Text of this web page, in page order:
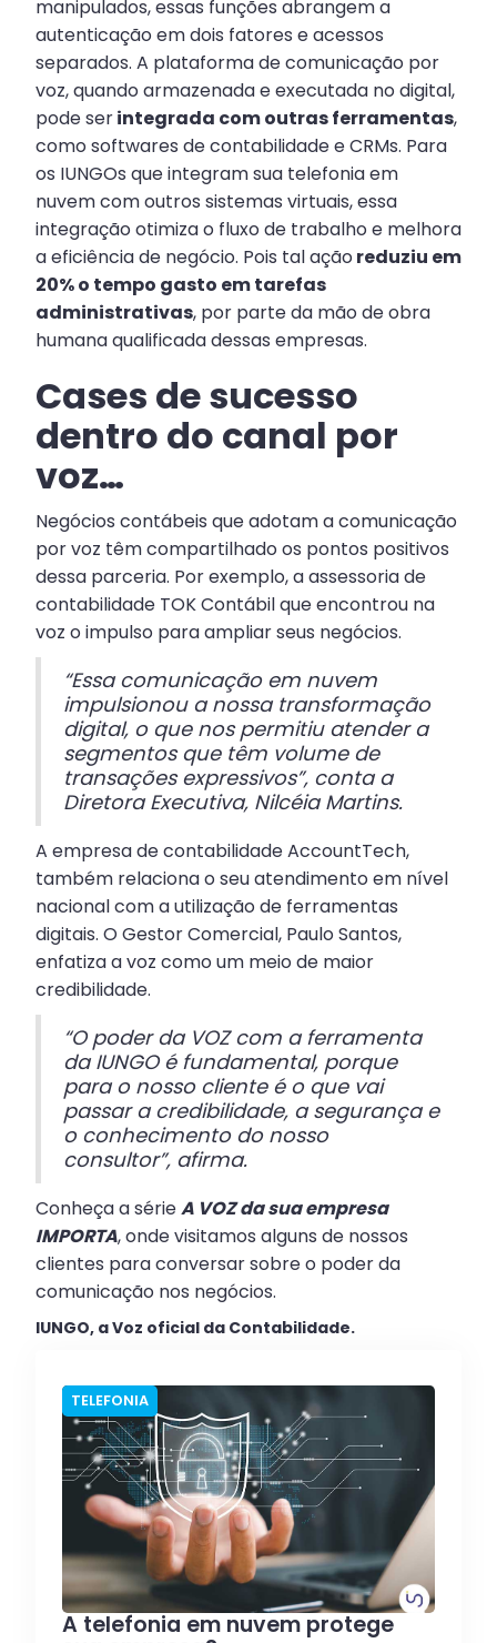
manipulados, essas funções abrangem a
autenticação em dois fatores e acessos
separados. A plataforma de comunicação por
voz, quando armazenada e executada no digital,
pode serintegrada com outras ferramentas,
como softwares de contabilidade e CRMs. Para
os IUNGOs que integram sua telefonia em
nuvem com outros sistemas virtuais, essa
integração otimiza o fluxo de trabalho e melhora
a eficiência de negócio. Pois tal ação reduziu em
20% o tempo gasto em tarefas
administrativas, por parte da mão de obra
humana qualificada dessas empresas.
Cases de sucesso
dentro do canal por
voz…
Negócios contábeis que adotam a comunicação
por voz têm compartilhado os pontos positivos
dessa parceria. Por exemplo, a assessoria de
contabilidade TOK Contábil que encontrou na
voz o impulso para ampliar seus negócios.
“Essa comunicação em nuvem
impulsionou a nossa transformação
digital, o que nos permitiu atender a
segmentos que têm volume de
transações expressivos”, conta a
Diretora Executiva, Nilcéia Martins.
A empresa de contabilidade AccountTech,
também relaciona o seu atendimento em nível
nacional com a utilização de ferramentas
digitais. O Gestor Comercial, Paulo Santos,
enfatiza a voz como um meio de maior
credibilidade.
“O poder da VOZ com a ferramenta
da IUNGO é fundamental, porque
para o nosso cliente é o que vai
passar a credibilidade, a segurança e
o conhecimento do nosso
consultor”, afirma.
Conheça a sérieA VOZ da sua empresa
IMPORTA, onde visitamos alguns de nossos
clientes para conversar sobre o poder da
comunicação nos negócios.
IUNGO, a Voz oficial da Contabilidade.
TELEFONIA
A telefonia em nuvem protege